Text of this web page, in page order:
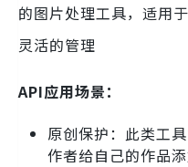
的图片处理工具，适用
灵活的管理
API应用场景：
原创保护：此类工
作者给自己的作品